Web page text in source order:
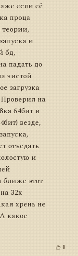
если её
проца
теории,
и
бд,
падать до
чистой
загрузка
Проверил на
64бит и
везде,
отъедать
и
ближе этот
32х
хрень не
какое
0